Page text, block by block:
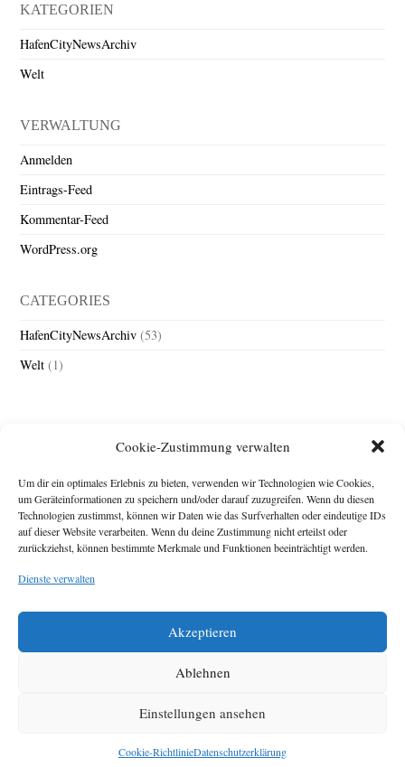
Cookie-Zustimmung verwalten
Um dir ein optimales Erlebnis zu bieten, verwenden wir Technologien wie Cookies,
um Geräteinformationen zu speichern und/oder darauf zuzugreifen. Wenn du diesen
Technologien zustimmst, können wir Daten wie das Surfverhalten oder eindeutige IDs
auf dieser Website verarbeiten. Wenn du deine Zustimmung nicht erteilst oder
zurückziehst, können bestimmte Merkmale und Funktionen beeinträchtigt werden.
Dienste verwalten
Akzeptieren
Ablehnen
Einstellungen ansehen
Cookie-RichtlinieDatenschutzerklärung
KATEGORIEN
HafenCityNewsArchiv
Welt
VERWALTUNG
Anmelden
Eintrags-Feed
Kommentar-Feed
WordPress.org
CATEGORIES
HafenCityNewsArchiv (53)
Welt (1)
Impressum
Michael Baden,
Diese Webseite stellt
zehn Jahre der